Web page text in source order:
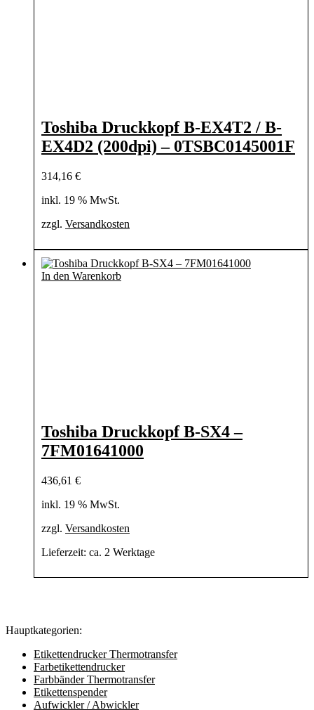
Toshiba Druckkopf B-EX4T2 / B-
EX4D2 (200dpi) – 0TSBC0145001F
314,16 €
inkl. 19 % MwSt.
zzgl. Versandkosten
In den Warenkorb
Toshiba Druckkopf B-SX4 –
7FM01641000
436,61 €
inkl. 19 % MwSt.
zzgl. Versandkosten
Lieferzeit: ca. 2 Werktage
Hauptkategorien:
Etikettendrucker Thermotransfer
Farbetikettendrucker
Farbbänder Thermotransfer
Etikettenspender
Aufwickler / Abwickler